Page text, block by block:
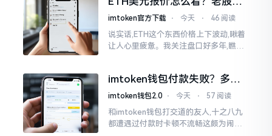
手把手教你盯盘
imtoken官方下载 ⋅ 今天 ⋅ 46 阅读
说实话,ETH这个东西价格上下波动,瞅着
让人心里疲惫。我关注盘口好多年,瞧见
判断。
imtoken钱包付款失败？多半
是这几个原因闹的
imtoken钱包2.0 ⋅ 今天 ⋅ 57 阅读
和imtoken钱包打交道的友人,十之八九
都遭遇过付款时卡顿不流畅这颇为闹心